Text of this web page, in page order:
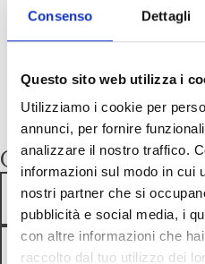
Consenso Dettagli
Questo sito web utilizza i
Utilizziamo i cookie per
annunci, per fornire
analizzare il nostro traffico.
informazioni sul modo in cui
nostri partner che si
pubblicità e social media, i
con altre informazioni che
raccolto dal tuo utilizzo dei
Compostaggio
RICHIEDI